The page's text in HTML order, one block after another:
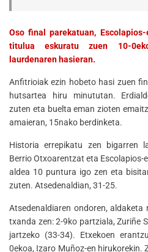
Oso final parekatuan,
titulua eskuratu zuen 10-
laurdenaren hasieran.
Anfitrioiak ezin hobeto hasi zuen
hutsartea hiru minututan.
zuten eta buelta eman zioten
amaieran, 15nako berdinketa.
Historia errepikatu zen bigarren
Berrio Otxoarentzat eta Escolapios-
aldea 10 puntura igo zen eta
zuten. Atsedenaldian, 31-25.
Atsedenaldiaren ondoren, aldaketa
txanda zen: 2-9ko partziala, Zuriñe
jartzeko (33-34). Etxekoen
0ekoa, Izaro Muñoz-en hirukorekin.